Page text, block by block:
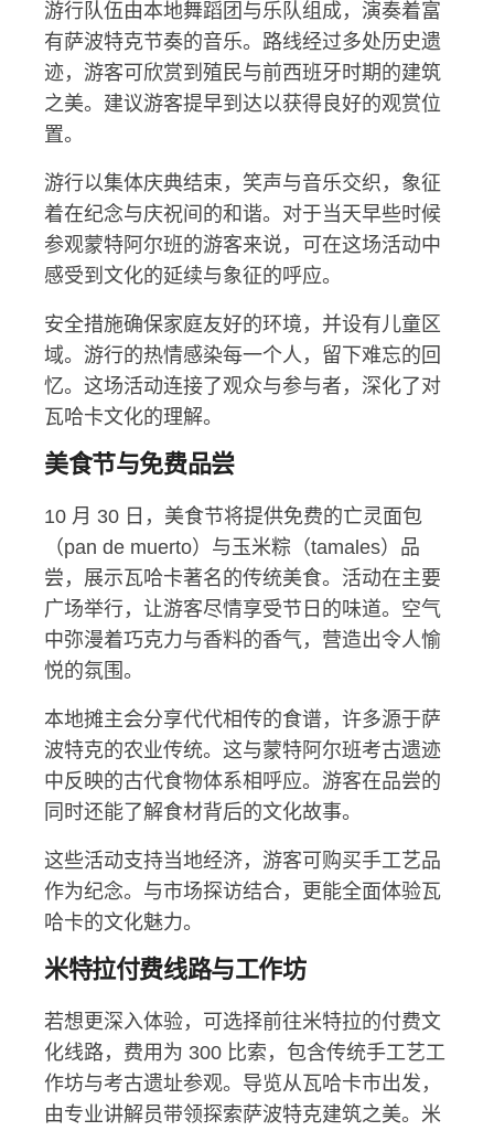
游行队伍由本地舞蹈团与乐队组成，演奏着富
有萨波特克节奏的音乐。路线经过多处历史遗
迹，游客可欣赏到殖民与前西班牙时期的建筑
之美。建议游客提早到达以获得良好的观赏位
置。
游行以集体庆典结束，笑声与音乐交织，象征
着在纪念与庆祝间的和谐。对于当天早些时候
参观蒙特阿尔班的游客来说，可在这场活动中
感受到文化的延续与象征的呼应。
安全措施确保家庭友好的环境，并设有儿童区
域。游行的热情感染每一个人，留下难忘的回
忆。这场活动连接了观众与参与者，深化了对
瓦哈卡文化的理解。
美食节与免费品尝
10 月 30 日，美食节将提供免费的亡灵面包
（pan de muerto）与玉米粽（tamales）品
尝，展示瓦哈卡著名的传统美食。活动在主要
广场举行，让游客尽情享受节日的味道。空气
中弥漫着巧克力与香料的香气，营造出令人愉
悦的氛围。
本地摊主会分享代代相传的食谱，许多源于萨
波特克的农业传统。这与蒙特阿尔班考古遗迹
中反映的古代食物体系相呼应。游客在品尝的
同时还能了解食材背后的文化故事。
这些活动支持当地经济，游客可购买手工艺品
作为纪念。与市场探访结合，更能全面体验瓦
哈卡的文化魅力。
米特拉付费线路与工作坊
若想更深入体验，可选择前往米特拉的付费文
化线路，费用为 300 比索，包含传统手工艺工
作坊与考古遗址参观。导览从瓦哈卡市出发，
由专业讲解员带领探索萨波特克建筑之美。米